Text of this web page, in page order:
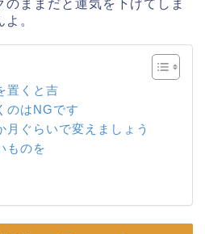
のままだと運気を下げてしま
。
置くと吉
のはNGです
月ぐらいで変えましょう
ものを